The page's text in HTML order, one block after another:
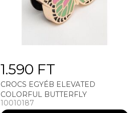
1.590 FT
CROCS EGYÉB ELEVATED
COLORFUL BUTTERFLY
10010187